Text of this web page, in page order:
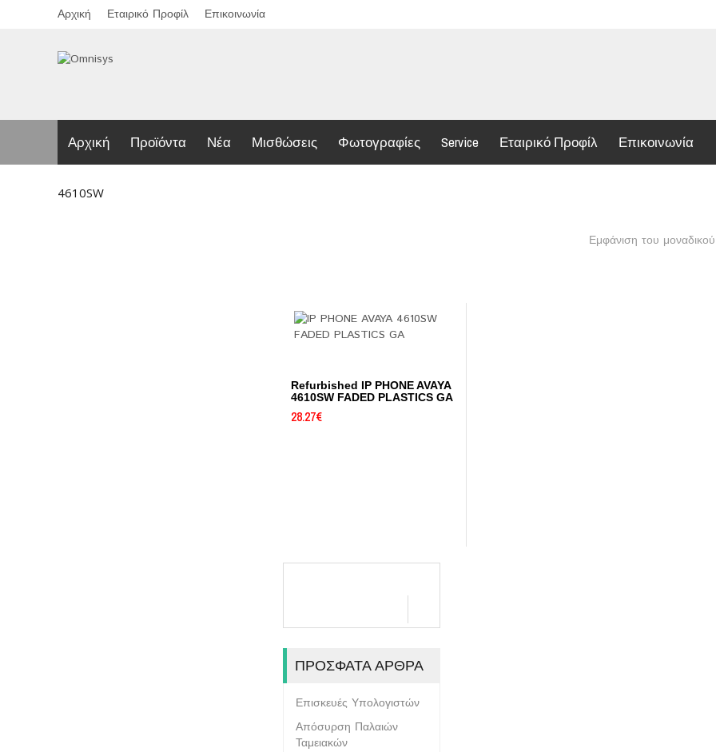
Αρχική Εταιρικό Προφίλ Επικοινωνία
Αρχική Προϊόντα Νέα Μισθώσεις Φωτογραφίες Service Εταιρικό Προφίλ Επικοινωνία
4610SW
Εμφάνιση του
Refurbished IP PHONE AVAYA
4610SW FADED PLASTICS GA
28.27€
ΠΡΌΣΦΑΤΑ ΆΡΘΡΑ
Επισκευές Υπολογιστών
Απόσυρση Παλαιών
Ταμειακών